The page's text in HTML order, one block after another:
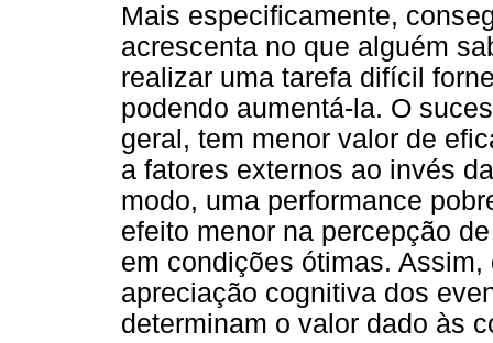
Mais especificamente,
acrescenta no que alguém
realizar uma tarefa difícil
podendo aumentá-la. O
geral, tem menor valor de
a fatores externos ao invés
modo, uma performance
efeito menor na percepção
em condições ótimas.
apreciação cognitiva dos
determinam o valor dado às